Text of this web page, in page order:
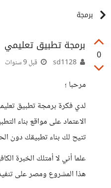
برمجة
0
برمجة تطبيق تعليمي
قبل 9 سنوات
مرحبا ؛
لدي فكرة برمجة تطبيق
الاعتماد على مواقع بناء
تتيح لك بناء تطبيقك دون
علما أني لا أمتلك الخبرة
هذا المشروع ومصر على